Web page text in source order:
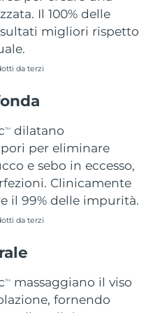
Il 100% delle
migliori rispetto
da terzi
TM
dilatano
per eliminare
e sebo in eccesso,
Clinicamente
il 99% delle impurità.
da terzi
TM
massaggiano il viso
fornendo
Consegna stimata12/08/2026
Consegna stimata
Consegna stimata10/08/2026
Consegna stimata 14/08/2026
09/08/2026
Consegna stimata 10/08/2026
Consegna stimata